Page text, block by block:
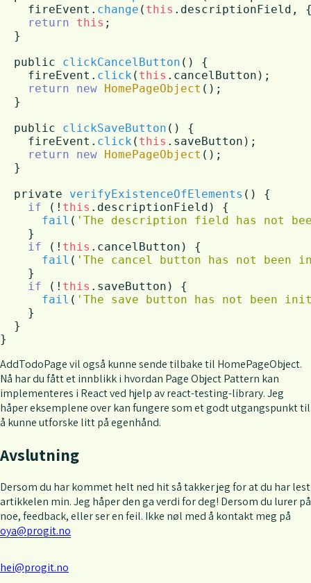
    fireEvent.
change ( this . descriptionField ,
return
this ;
  }
  public
clickCancelButton ( ) {
    fireEvent.
click ( this . cancelButton );
return
new HomePageObject ();
  }
  public
clickSaveButton ( ) {
    fireEvent.
click ( this . saveButton );
return
new HomePageObject ();
  }
  private
verifyExistenceOfElements ( ) {
if (! this . descriptionField ) {
fail ( 'The description field has not
    }
if (! this . cancelButton ) {
fail ( 'The cancel button has not
    }
if (! this . saveButton ) {
fail ( 'The save button has not been
    }
  }
}
AddTodoPage vil også kunne sende tilbake til HomePageObject.
Nå har du fått et innblikk i hvordan Page Object Pattern kan
implementeres i React ved hjelp av react-testing-library. Jeg
håper eksemplene over kan fungere som et godt utgangspunkt til
å kunne utforske litt på egenhånd.
Avslutning
Dersom du har kommet helt ned hit så takker jeg for at du har lest
artikkelen min. Jeg håper den ga verdi for deg! Dersom du lurer på
noe, feedback, eller ser en feil. Ikke nøl med å kontakt meg på
oya@progit.no
hei@progit.no